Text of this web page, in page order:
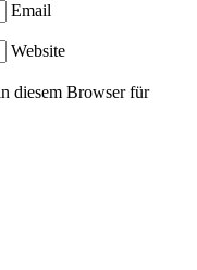
Email
Website
diesem Browser für